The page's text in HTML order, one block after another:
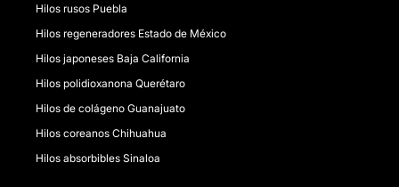
Hilos rusos Puebla
Hilos regeneradores Estado de México
Hilos japoneses Baja California
Hilos polidioxanona Querétaro
Hilos de colágeno Guanajuato
Hilos coreanos Chihuahua
Hilos absorbibles Sinaloa